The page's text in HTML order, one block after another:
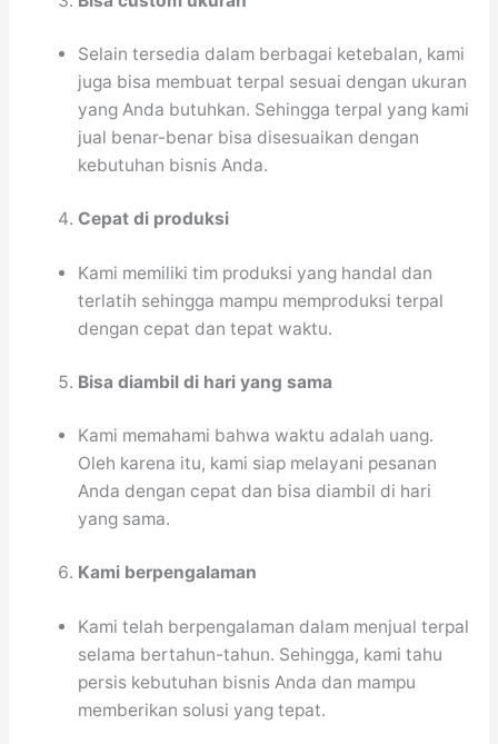
Selain tersedia dalam berbagai ketebalan, kami
juga bisa membuat terpal sesuai dengan ukuran
yang Anda butuhkan. Sehingga terpal yang kami
jual benar-benar bisa disesuaikan dengan
kebutuhan bisnis Anda.
Cepat di produksi
Kami memiliki tim produksi yang handal dan
terlatih sehingga mampu memproduksi terpal
dengan cepat dan tepat waktu.
Bisa diambil di hari yang sama
Kami memahami bahwa waktu adalah uang.
Oleh karena itu, kami siap melayani pesanan
Anda dengan cepat dan bisa diambil di hari
yang sama.
Kami berpengalaman
Kami telah berpengalaman dalam menjual terpal
selama bertahun-tahun. Sehingga, kami tahu
persis kebutuhan bisnis Anda dan mampu
memberikan solusi yang tepat.